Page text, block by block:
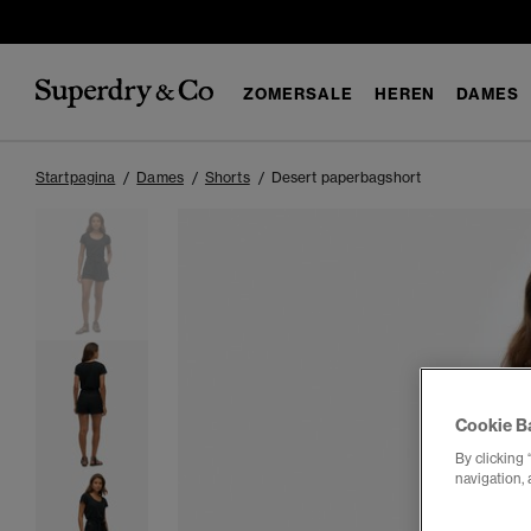
ZOMERSALE HEREN DAMES
Startpagina Dames Shorts Desert paperbagshort
Cookie
By clicking
navigation,